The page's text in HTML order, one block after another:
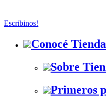
Escribinos!
Conocé
Sobre
Primeros